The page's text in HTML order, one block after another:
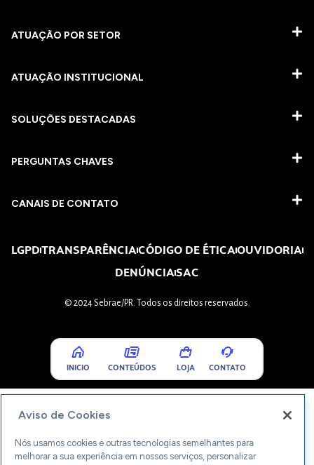
ATUAÇÃO POR SETOR
ATUAÇÃO INSTITUCIONAL
SOLUÇÕES DESTACADAS
PERGUNTAS CHAVES​
CANAIS DE CONTATO
LGPDTRANSPARÊNCIACÓDIGO DE ÉTICAOUVIDORIA
DENÚNCIASAC
© 2024 Sebrae/PR. Todos os direitos reservados.
INICIO CONTEÚDOS LOJA CONTATO
Aviso de Cookies
Nós usamos cookies e outras tecnologias semelhantes para
melhorar a sua experiência em nossos serviços, personalizar